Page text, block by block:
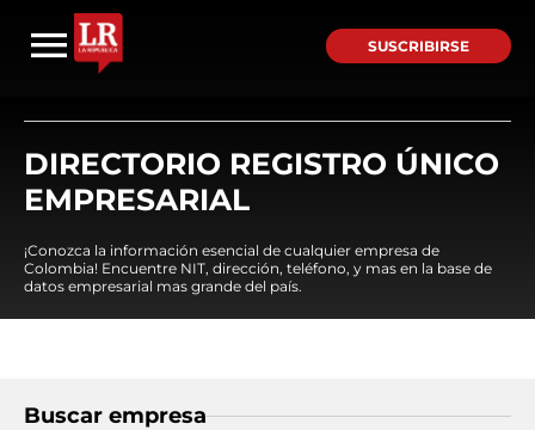
SUSCRIBIRSE
DIRECTORIO REGISTRO ÚNICO
EMPRESARIAL
¡Conozca la información esencial de cualquier empresa de
Colombia! Encuentre NIT, dirección, teléfono, y mas en la base de
datos empresarial mas grande del país.
Buscar empresa